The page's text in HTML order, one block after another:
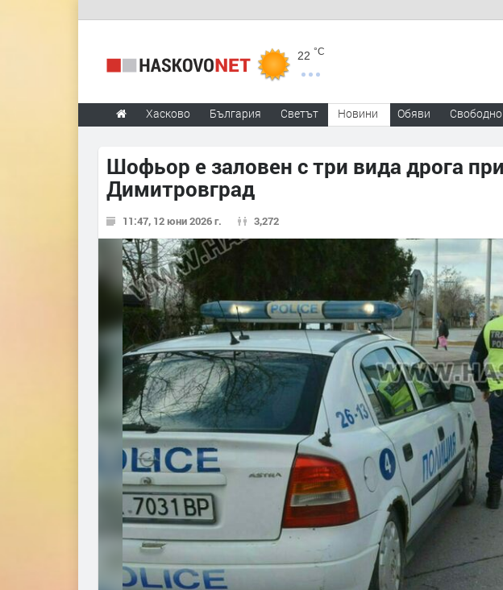
22 °C
Хасково България Светът Новини Обяви
Шофьор е заловен с три вида дрога
Димитровград
11:47, 12 юни 2026 г. 3,272